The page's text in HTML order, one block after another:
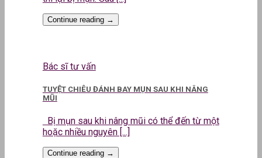
Continue reading →
Bác sĩ tư vấn
TUYỆT CHIÊU ĐÁNH BAY MỤN SAU KHI NÂNG
MŨI
Bị mụn sau khi nâng mũi có thể đến từ một
hoặc nhiều nguyên [...]
Continue reading →